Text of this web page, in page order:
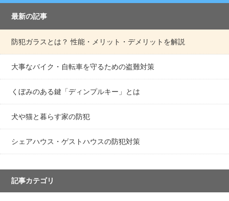
最新の記事
防犯ガラスとは？ 性能・メリット・デメリットを解説
大事なバイク・自転車を守るための盗難対策
くぼみのある鍵「ディンプルキー」とは
犬や猫と暮らす家の防犯
シェアハウス・ゲストハウスの防犯対策
記事カテゴリ